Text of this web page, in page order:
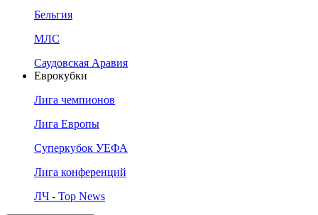
Бельгия
МЛС
Саудовская Аравия
Еврокубки
Лига чемпионов
Лига Европы
Суперкубок УЕФА
Лига конференций
ЛЧ - Top News